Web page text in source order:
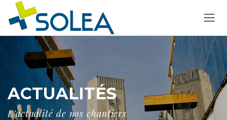
ACTUALITÉS
L'actualité de nos chantiers